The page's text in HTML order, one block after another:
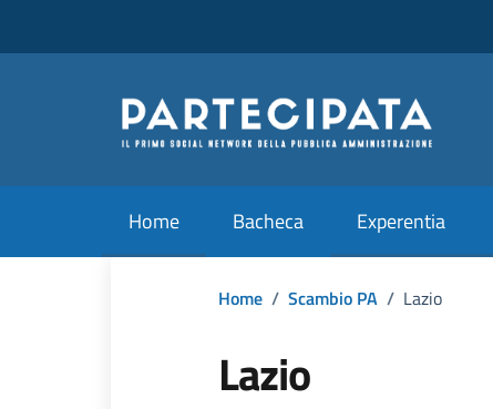
Home Bacheca Experentia
Home / Scambio PA / Lazio
Lazio